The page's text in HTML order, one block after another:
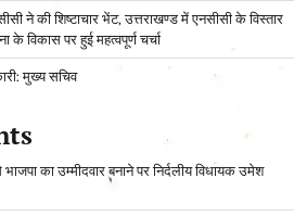
ने की शिष्टाचार भेंट, उत्तराखण्ड में एनसीसी के विस्तार
विकास पर हुई महत्वपूर्ण चर्चा
मुख्य सचिव
का उम्मीदवार बनाने पर निर्दलीय विधायक उमेश